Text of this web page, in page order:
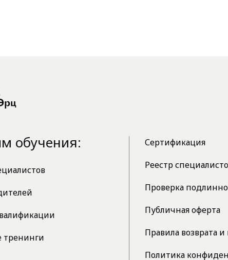
обучения:
тренинги
Сертификация
Реестр
Проверка
Публичная оферта
Правила возврата
Политика